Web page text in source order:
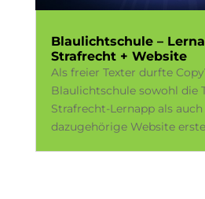
Blaulichtschule –
Strafrecht + Website
Als freier Texter durfte
Blaulichtschule sowohl die
Strafrecht-Lernapp als auch
dazugehörige Website